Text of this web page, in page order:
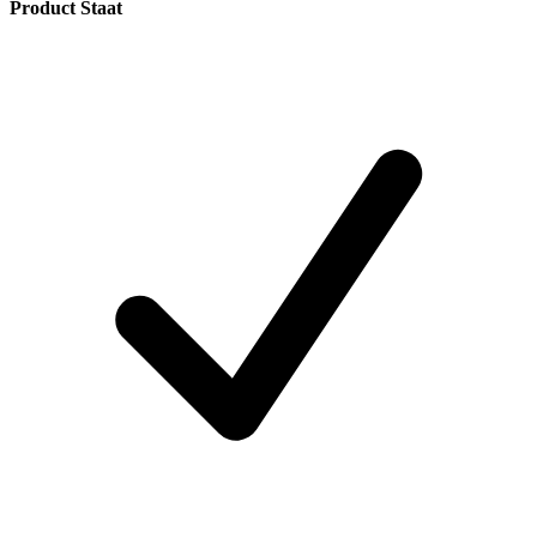
Product Staat